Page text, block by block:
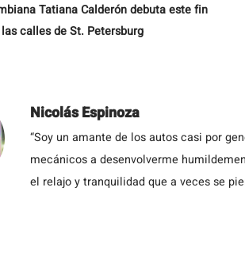
Tatiana Calderón debuta este fin
calles de St. Petersburg
Nicolás Espinoza
“Soy un amante de los autos casi por
mecánicos a desenvolverme
el relajo y tranquilidad que a veces se